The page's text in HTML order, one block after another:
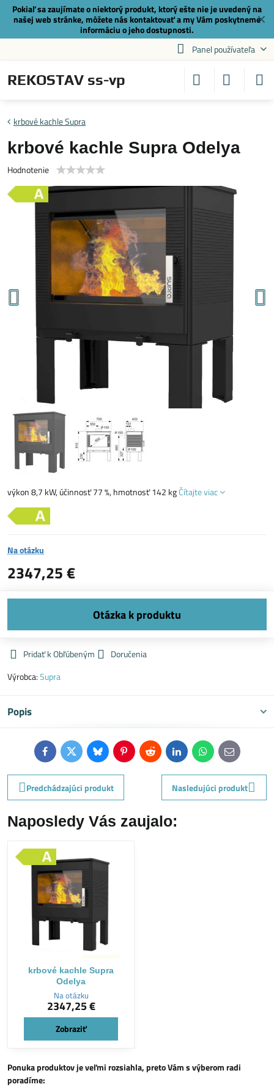
✕
Pokiaľ sa zaujímate o niektorý produkt, ktorý ešte nie je uvedený na
našej web stránke, môžete nás kontaktovaťa my Vám poskytneme
informáciu o jeho dostupnosti.
Panel používateľa
REKOSTAV ss-vp
krbové kachle Supra
krbové kachle Supra Odelya
Hodnotenie
výkon 8,7 kW, účinnosť 77 %, hmotnosť 142 kgČítajte viac
Na otázku
2347,25 €
Pridať k Obľúbeným
Doručenia
Výrobca:Supra
Popis
FacebookTwitterBlueskyPinterestReddit LinkedInWhatsApp
E-
mail
Predchádzajúci produkt
Nasledujúci produkt
Naposledy Vás zaujalo:
krbové kachle Supra
Odelya
Na otázku
2347,25 €
Zobraziť
Ponuka produktov je veľmi rozsiahla, preto Vám s výberom radi
poradíme: